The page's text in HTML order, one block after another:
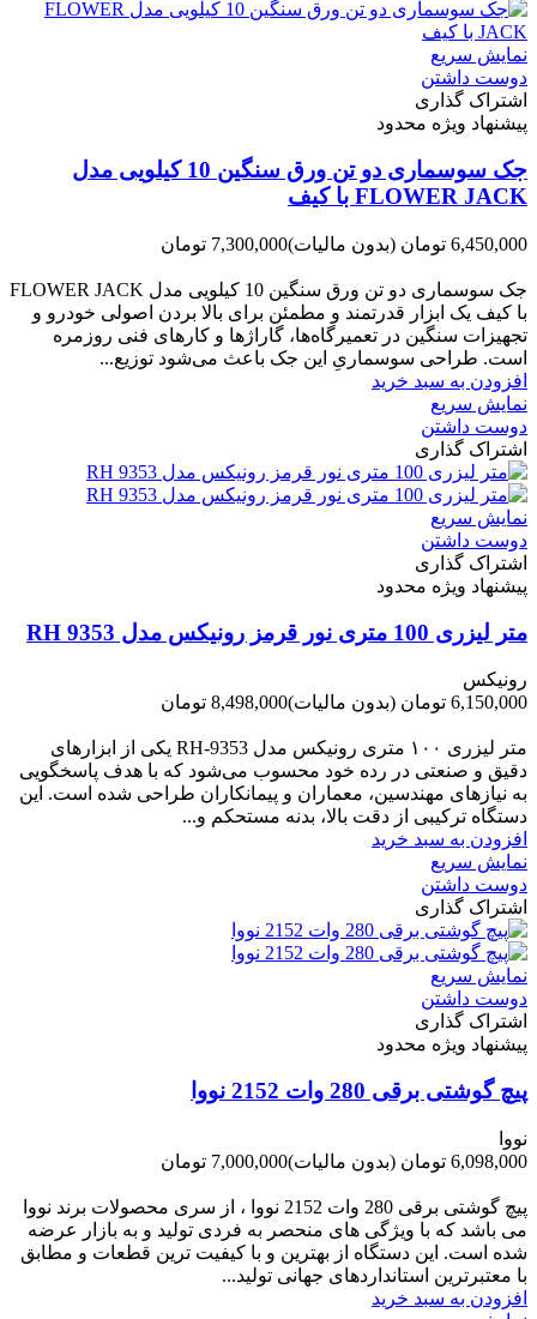
نمایش سریع
دوست داشتن
اشتراک گذاری
پیشنهاد ویژه محدود
جک سوسماری دو تن ورق سنگین 10 کیلویی مدل
FLOWER JACK با کیف
6,450,000 تومان (بدون مالیات)7,300,000 تومان
جک سوسماری دو تن ورق سنگین 10 کیلویی مدل FLOWER JACK
با کیف یک ابزار قدرتمند و مطمئن برای بالا بردن اصولی خودرو و
تجهیزات سنگین در تعمیرگاه‌ها، گاراژها و کارهای فنی روزمره
است. طراحی سوسماریِ این جک باعث می‌شود توزیع...
افزودن به سبد خرید
نمایش سریع
دوست داشتن
اشتراک گذاری
نمایش سریع
دوست داشتن
اشتراک گذاری
پیشنهاد ویژه محدود
متر لیزری 100 متری نور قرمز رونیکس مدل RH 9353
رونیکس
6,150,000 تومان
(بدون مالیات)8,498,000 تومان
متر لیزری ۱۰۰ متری رونیکس مدل RH-9353 یکی از ابزارهای
دقیق و صنعتی در رده خود محسوب می‌شود که با هدف پاسخگویی
به نیازهای مهندسین، معماران و پیمانکاران طراحی شده است. این
دستگاه ترکیبی از دقت بالا، بدنه مستحکم و...
افزودن به سبد خرید
نمایش سریع
دوست داشتن
اشتراک گذاری
نمایش سریع
دوست داشتن
اشتراک گذاری
پیشنهاد ویژه محدود
پیچ گوشتی برقی 280 وات 2152 نووا
نووا
6,098,000 تومان
(بدون مالیات)7,000,000 تومان
پیچ گوشتی برقی 280 وات 2152 نووا ، از سری محصولات برند نووا
می باشد که با ویژگی های منحصر به فردی تولید و به بازار عرضه
شده است. این دستگاه از بهترین و با کیفیت ترین قطعات و مطابق
با معتبرترین استانداردهای جهانی تولید...
افزودن به سبد خرید